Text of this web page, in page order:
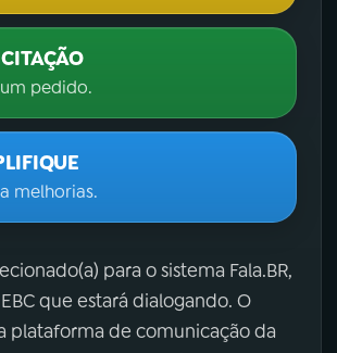
pedido.
melhorias.
para o sistema Fala.BR,
que estará dialogando. O
plataforma de comunicação da